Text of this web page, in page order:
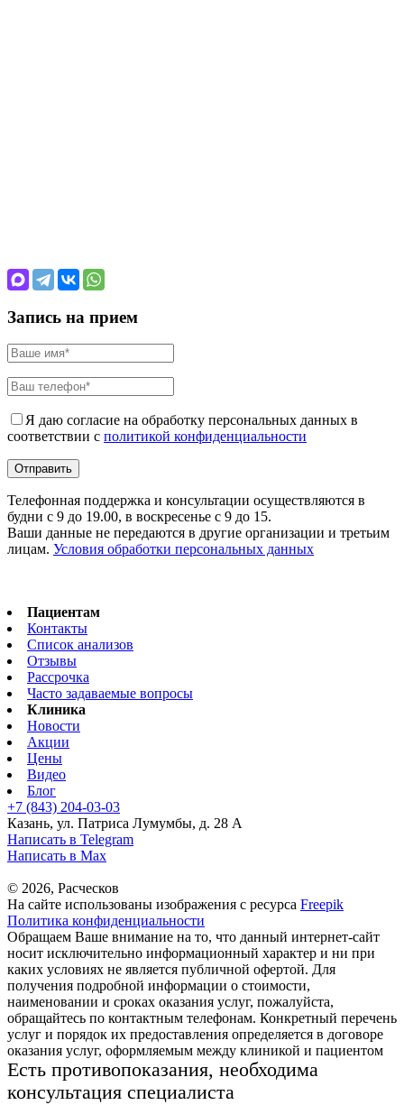
Запись на прием
Я даю согласие на обработку персональных данных в
соответствии с политикой конфиденциальности
Телефонная поддержка и консультации осуществляются в
будни с 9 до 19.00, в воскресенье с 9 до 15.
Ваши данные не передаются в другие организации и третьим
лицам. Условия обработки персональных данных
Пациентам
Контакты
Список анализов
Отзывы
Рассрочка
Часто задаваемые вопросы
Клиника
Новости
Акции
Цены
Видео
Блог
+7 (843) 204-03-03
Казань, ул. Патриса Лумумбы, д. 28 А
Написать в Telegram
Написать в Max
© 2026, Расческов
На сайте использованы изображения с ресурса Freepik
Политика конфиденциальности
Обращаем Ваше внимание на то, что данный интернет-сайт
носит исключительно информационный характер и ни при
каких условиях не является публичной офертой. Для
получения подробной информации о стоимости,
наименовании и сроках оказания услуг, пожалуйста,
обращайтесь по контактным телефонам. Конкретный перечень
услуг и порядок их предоставления определяется в договоре
оказания услуг, оформляемым между клиникой и пациентом
Есть противопоказания, необходима
консультация специалиста